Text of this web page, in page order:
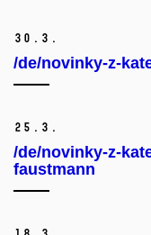
30. 3.
/de/novinky-z-
25. 3.
/de/novinky-z-
faustmann